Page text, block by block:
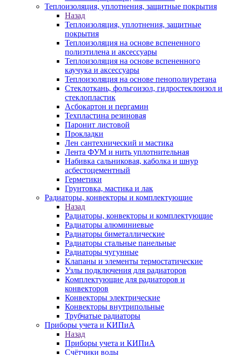
Теплоизоляция, уплотнения, защитные покрытия
Назад
Теплоизоляция, уплотнения, защитные
покрытия
Теплоизоляция на основе вспененного
полиэтилена и аксессуары
Теплоизоляция на основе вспененного
каучука и аксессуары
Теплоизоляция на основе пенополиуретана
Стеклоткань, фольгоизол, гидростеклоизол и
стеклопластик
Асбокартон и пергамин
Техпластина резиновая
Паронит листовой
Прокладки
Лен сантехнический и мастика
Лента ФУМ и нить уплотнительная
Набивка сальниковая, каболка и шнур
асбестоцементный
Герметики
Грунтовка, мастика и лак
Радиаторы, конвекторы и комплектующие
Назад
Радиаторы, конвекторы и комплектующие
Радиаторы алюминиевые
Радиаторы биметаллические
Радиаторы стальные панельные
Радиаторы чугунные
Клапаны и элементы термостатические
Узлы подключения для радиаторов
Комплектующие для радиаторов и
конвекторов
Конвекторы электрические
Конвекторы внутрипольные
Трубчатые радиаторы
Приборы учета и КИПиА
Назад
Приборы учета и КИПиА
Счётчики воды